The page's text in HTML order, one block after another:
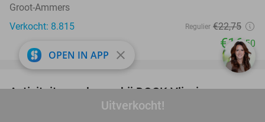
Uitverkocht!
Groot-Ammers
Verkocht: 8.815
Regulier €22,75
€16,50
favorite_border
Activiteit naar keuze bij DOCK Vlissingen
OPEN IN APP close